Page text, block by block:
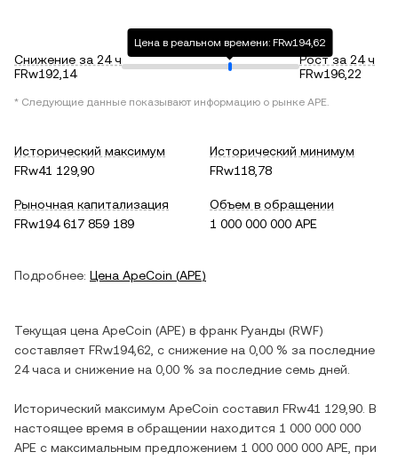
Снижение за 24 ч
FRw192,14
Цена в реальном времени: FRw194,62
Рост за 24 ч
FRw196,22
* Следующие данные показывают информацию о рынке APE.
Исторический максимум
FRw41 129,90
Исторический минимум
FRw118,78
Рыночная капитализация
FRw194 617 859 189
Объем в обращении
1 000 000 000 APE
Подробнее: Цена ApeCoin (APE)
Текущая цена ApeCoin (APE) в франк Руанды (RWF)
составляет FRw194,62 , c снижение на 0,00 % за последние
24 часа и снижение на 0,00 % за последние семь дней.
Исторический максимум ApeCoin составил FRw41 129,90 . В
настоящее время в обращении находится 1 000 000 000
APE с максимальным предложением 1 000 000 000 APE , при